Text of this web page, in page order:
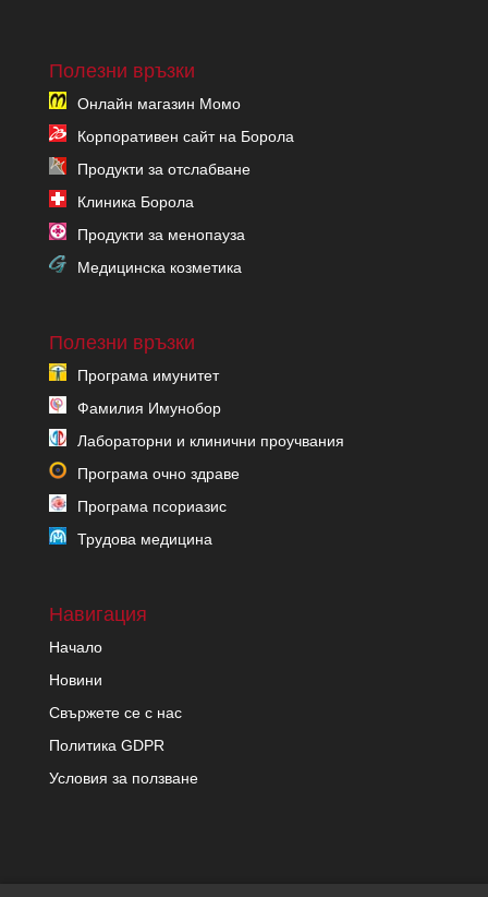
Полезни връзки
Онлайн магазин Момо
Корпоративен сайт на Борола
Продукти за отслабване
Клиника Борола
Продукти за менопауза
Медицинска козметика
Полезни връзки
Програма имунитет
Фамилия Имунобор
Лабораторни и клинични проучвания
Програма очно здраве
Програма псориазис
Трудова медицина
Навигация
Начало
Новини
Свържете се с нас
Политика GDPR
Условия за ползване